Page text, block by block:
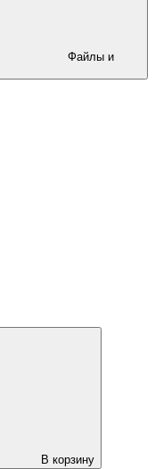
В корзину